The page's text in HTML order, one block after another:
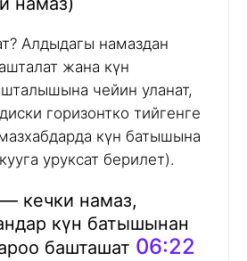
Алдыдагы намаздан
жана күн
чейин уланат,
горизонтко тийгенге
күн батышына
уруксат берилет).
кечки намаз,
күн батышынан
башташат 06:22